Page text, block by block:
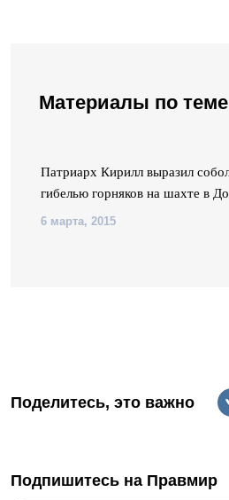
Материалы по теме
Патриарх Кирилл выразил
гибелью горняков на шахте в
6 марта, 2015
Поделитесь, это важно
Подпишитесь на Правмир